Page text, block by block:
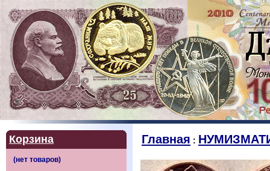
Корзина Главная :